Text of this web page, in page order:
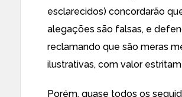
esclarecidos) concordarão
alegações são falsas, e
reclamando que são meras
ilustrativas, com valor
Porém, quase todos os